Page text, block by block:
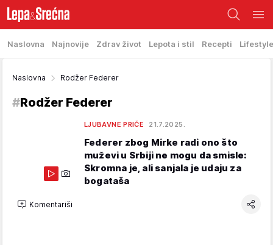
Naslovna Najnovije Zdrav život Lepota i stil Recepti Lifestyle
Naslovna Rodžer Federer
#Rodžer Federer
LJUBAVNE PRIČE 21.7.2025.
Federer zbog Mirke radi ono što
muževi u Srbiji ne mogu da smisle:
Skromna je, ali sanjala je udaju za
bogataša
Komentariši